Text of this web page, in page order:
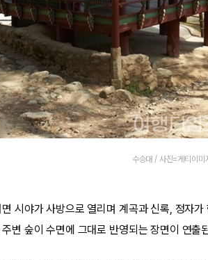
수승대 / 사진=게티이미
시야가 사방으로 열리며 계곡과 신록, 정자
변 숲이 수면에 그대로 반영되는 장면이 연출